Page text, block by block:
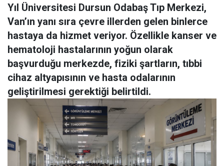
Yıl Üniversitesi Dursun Odabaş Tıp Merkezi,
Van’ın yanı sıra çevre illerden gelen binlerce
hastaya da hizmet veriyor. Özellikle kanser ve
hematoloji hastalarının yoğun olarak
başvurduğu merkezde, fiziki şartların, tıbbi
cihaz altyapısının ve hasta odalarının
geliştirilmesi gerektiği belirtildi.